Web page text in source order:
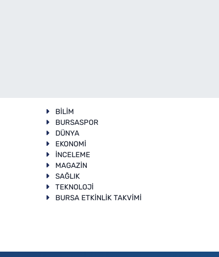
BİLİM
BURSASPOR
DÜNYA
EKONOMİ
İNCELEME
MAGAZİN
SAĞLIK
TEKNOLOJİ
BURSA ETKİNLİK TAKVİMİ